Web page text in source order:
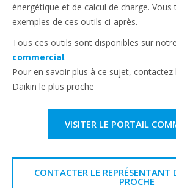
énergétique et de calcul de charge. Vous
exemples de ces outils ci-après.
Tous ces outils sont disponibles sur notre
commercial.
Pour en savoir plus à ce sujet,
Daikin le plus proche
VISITER LE PORTAIL
CONTACTER LE REPRÉSENTANT
PROCHE